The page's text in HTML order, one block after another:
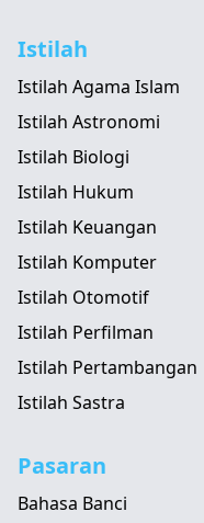
Istilah
Istilah Agama Islam
Istilah Astronomi
Istilah Biologi
Istilah Hukum
Istilah Keuangan
Istilah Komputer
Istilah Otomotif
Istilah Perfilman
Istilah Pertambangan
Istilah Sastra
Pasaran
Bahasa Banci